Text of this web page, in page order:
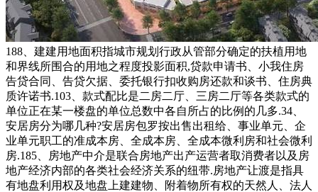
188、建建用地面积指城市规划行政从管部分确定的扶植用地
和界线所围合的用地之程度投影面积,贷款申请书、小我住房
告贷合同、告贷欠据、委托银行扣收购房还款和谈书、住房典
质许诺书.103、款式配比是二房二厅、三房二厅等各类款式的
单位正在某一楼盘的单位总数中各自所占的比例的几多.34、
安居房分为哪几种?安居房包罗按出售出租给、事业单元、企
业单元职工的准成本房、全成本房、全成本微利房和社会微利
房.185、房地产中介是联合房地产出产运营者取消费者以及房
地产经济内部的各类社会经济关系的纽带.房地产让渡是指具
有地盘利用权及地盘上建建物、附着物所有权的天然人、法人